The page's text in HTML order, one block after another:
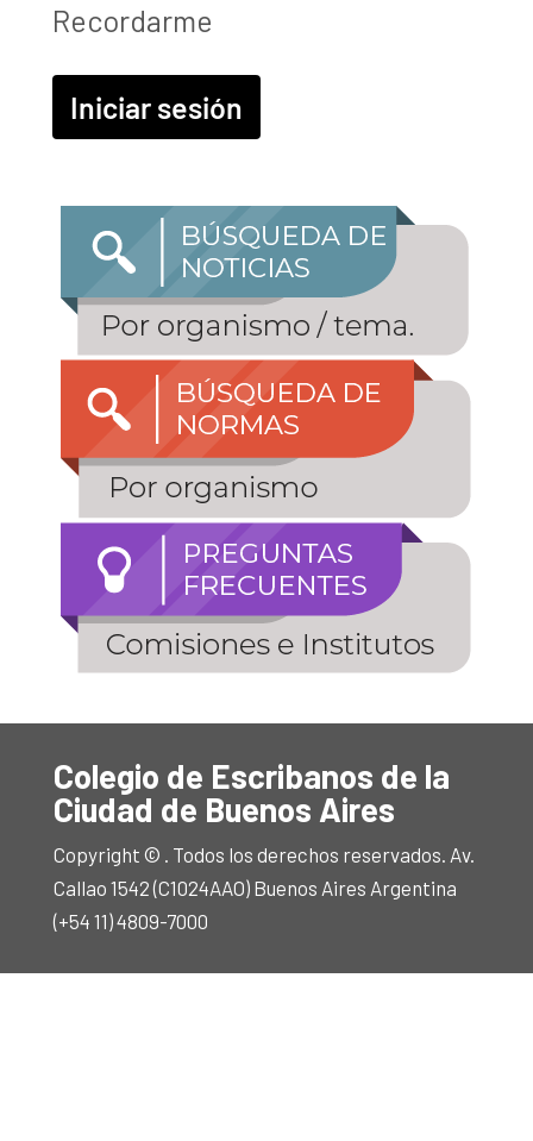
Recordarme
Colegio de Escribanos de la
Ciudad de Buenos Aires
Copyright © . Todos los derechos reservados. Av.
Callao 1542 (C1024AAO) Buenos Aires Argentina
(+54 11) 4809-7000